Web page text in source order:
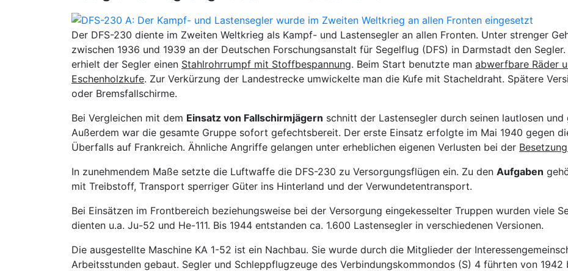
Der DFS-230 diente im Zweiten Weltkrieg als Kampf- und Lastensegler an allen Fronten. Unter strenger
zwischen 1936 und 1939 an der Deutschen Forschungsanstalt für Segelflug (DFS) in Darmstadt den
erhielt der Segler einen Stahlrohrrumpf mit Stoffbespannung. Beim Start benutzte man abwerfbare Räder
Eschenholzkufe. Zur Verkürzung der Landestrecke umwickelte man die Kufe mit Stacheldraht. Spätere
oder Bremsfallschirme.
Bei Vergleichen mit dem Einsatz von Fallschirmjägern schnitt der Lastensegler durch seinen lautlosen
Außerdem war die gesamte Gruppe sofort gefechtsbereit. Der erste Einsatz erfolgte im Mai 1940 gegen
Überfalls auf Frankreich. Ähnliche Angriffe gelangen unter erheblichen eigenen Verlusten bei der
In zunehmendem Maße setzte die Luftwaffe die DFS-230 zu Versorgungsflügen ein. Zu den Aufgaben
mit Treibstoff, Transport sperriger Güter ins Hinterland und der Verwundetentransport.
Bei Einsätzen im Frontbereich beziehungsweise bei der Versorgung eingekesselter Truppen wurden viele
dienten u.a. Ju-52 und He-111. Bis 1944 entstanden ca. 1.600 Lastensegler in verschiedenen Versionen.
Die ausgestellte Maschine KA 1-52 ist ein Nachbau. Sie wurde durch die Mitglieder der
Arbeitsstunden gebaut. Segler und Schleppflugzeuge des Verbindungskommondos (S) 4 führten von 1942